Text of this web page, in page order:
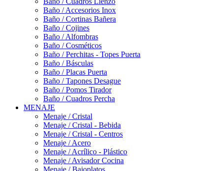
Baño / Accesorios Inox
Baño / Cortinas Bañera
Baño / Cojines
Baño / Alfombras
Baño / Cosméticos
Baño / Perchitas - Topes Puerta
Baño / Básculas
Baño / Placas Puerta
Baño / Tapones Desague
Baño / Pomos Tirador
Baño / Cuadros Percha
MENAJE
Menaje / Cristal
Menaje / Cristal - Bebida
Menaje / Cristal - Centros
Menaje / Acero
Menaje / Acrílico - Plástico
Menaje / Avisador Cocina
Menaje / Bajoplatos